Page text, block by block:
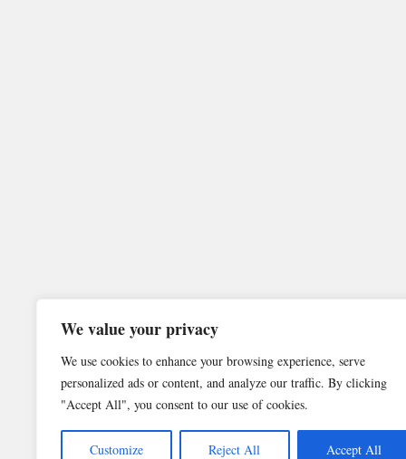
We value your privacy
We use cookies to enhance your browsing experience, serve
personalized ads or content, and analyze our traffic. By clicking
"Accept All", you consent to our use of cookies.
Customize Reject All Accept All